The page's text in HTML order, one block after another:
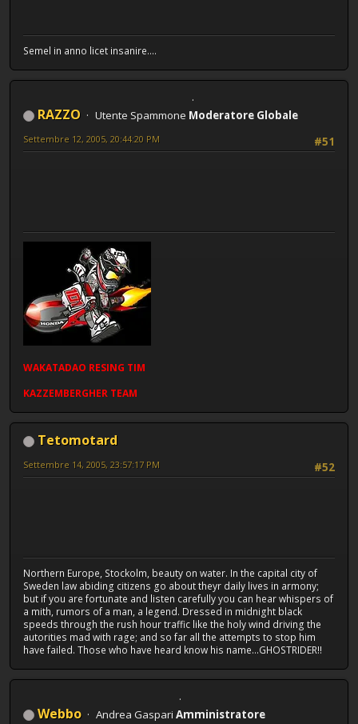
Semel in anno licet insanire....
RAZZO Utente Spammone Moderatore Globale
#51
Settembre 12, 2005, 20:44:20 PM
WAKATADAO RESING TIM
KAZZEMBERGHER TEAM
Tetomotard
#52
Settembre 14, 2005, 23:57:17 PM
Northern Europe, Stockolm, beauty on water. In the capital city of
Sweden law abiding citizens go about theyr daily lives in armony;
but if you are fortunate and listen carefully you can hear whispers of
a mith, rumors of a man, a legend. Dressed in midnight black
speeds through the rush hour traffic like the holy wind driving the
autorities mad with rage; and so far all the attempts to stop him
have failed. Those who have heard know his name...GHOSTRIDER!!
Webbo Andrea Gaspari Amministratore